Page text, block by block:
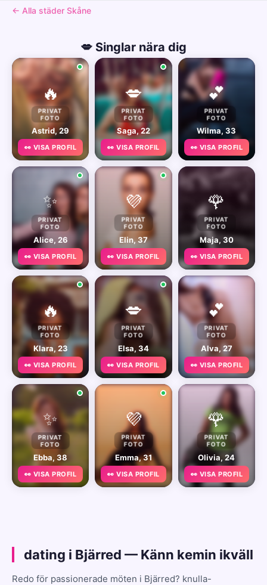
← Alla städer Skåne
💋 Singlar nära dig
🔥
PRIVAT
FOTO
Astrid, 29
👀 VISA PROFIL
💋
PRIVAT
FOTO
Saga, 22
👀 VISA PROFIL
💕
PRIVAT
FOTO
Wilma, 33
👀 VISA PROFIL
✨
PRIVAT
FOTO
Alice, 26
👀 VISA PROFIL
💜
PRIVAT
FOTO
Elin, 37
👀 VISA PROFIL
🌹
PRIVAT
FOTO
Maja, 30
👀 VISA PROFIL
🔥
PRIVAT
FOTO
Klara, 23
👀 VISA PROFIL
💋
PRIVAT
FOTO
Elsa, 34
👀 VISA PROFIL
💕
PRIVAT
FOTO
Alva, 27
👀 VISA PROFIL
✨
PRIVAT
FOTO
Ebba, 38
👀 VISA PROFIL
💜
PRIVAT
FOTO
Emma, 31
👀 VISA PROFIL
🌹
PRIVAT
FOTO
Olivia, 24
👀 VISA PROFIL
dating i Bjärred — Känn kemin ikväll
Redo för passionerade möten i Bjärred? knulla-